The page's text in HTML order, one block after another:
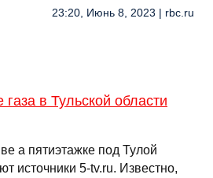
23:20, Июнь 8, 2023 | rbc.ru
в Тульской области
а пятиэтажке под Тулой
источники 5-tv.ru. Известно,